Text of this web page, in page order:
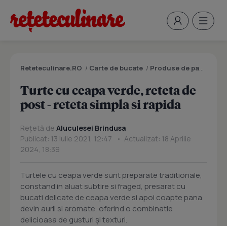
Reteteculinare.RO / Carte de bucate / Produse de panificatie si patiserie
Turte cu ceapa verde, reteta de
post - reteta simpla si rapida
Rețetă de Aluculesei Brindusa
Publicat: 13 Iulie 2021, 12:47 • Actualizat: 18 Aprilie
2024, 18:39
Turtele cu ceapa verde sunt preparate traditionale,
constand in aluat subtire si fraged, presarat cu
bucati delicate de ceapa verde si apoi coapte pana
devin aurii si aromate, oferind o combinatie
delicioasa de gusturi și texturi.